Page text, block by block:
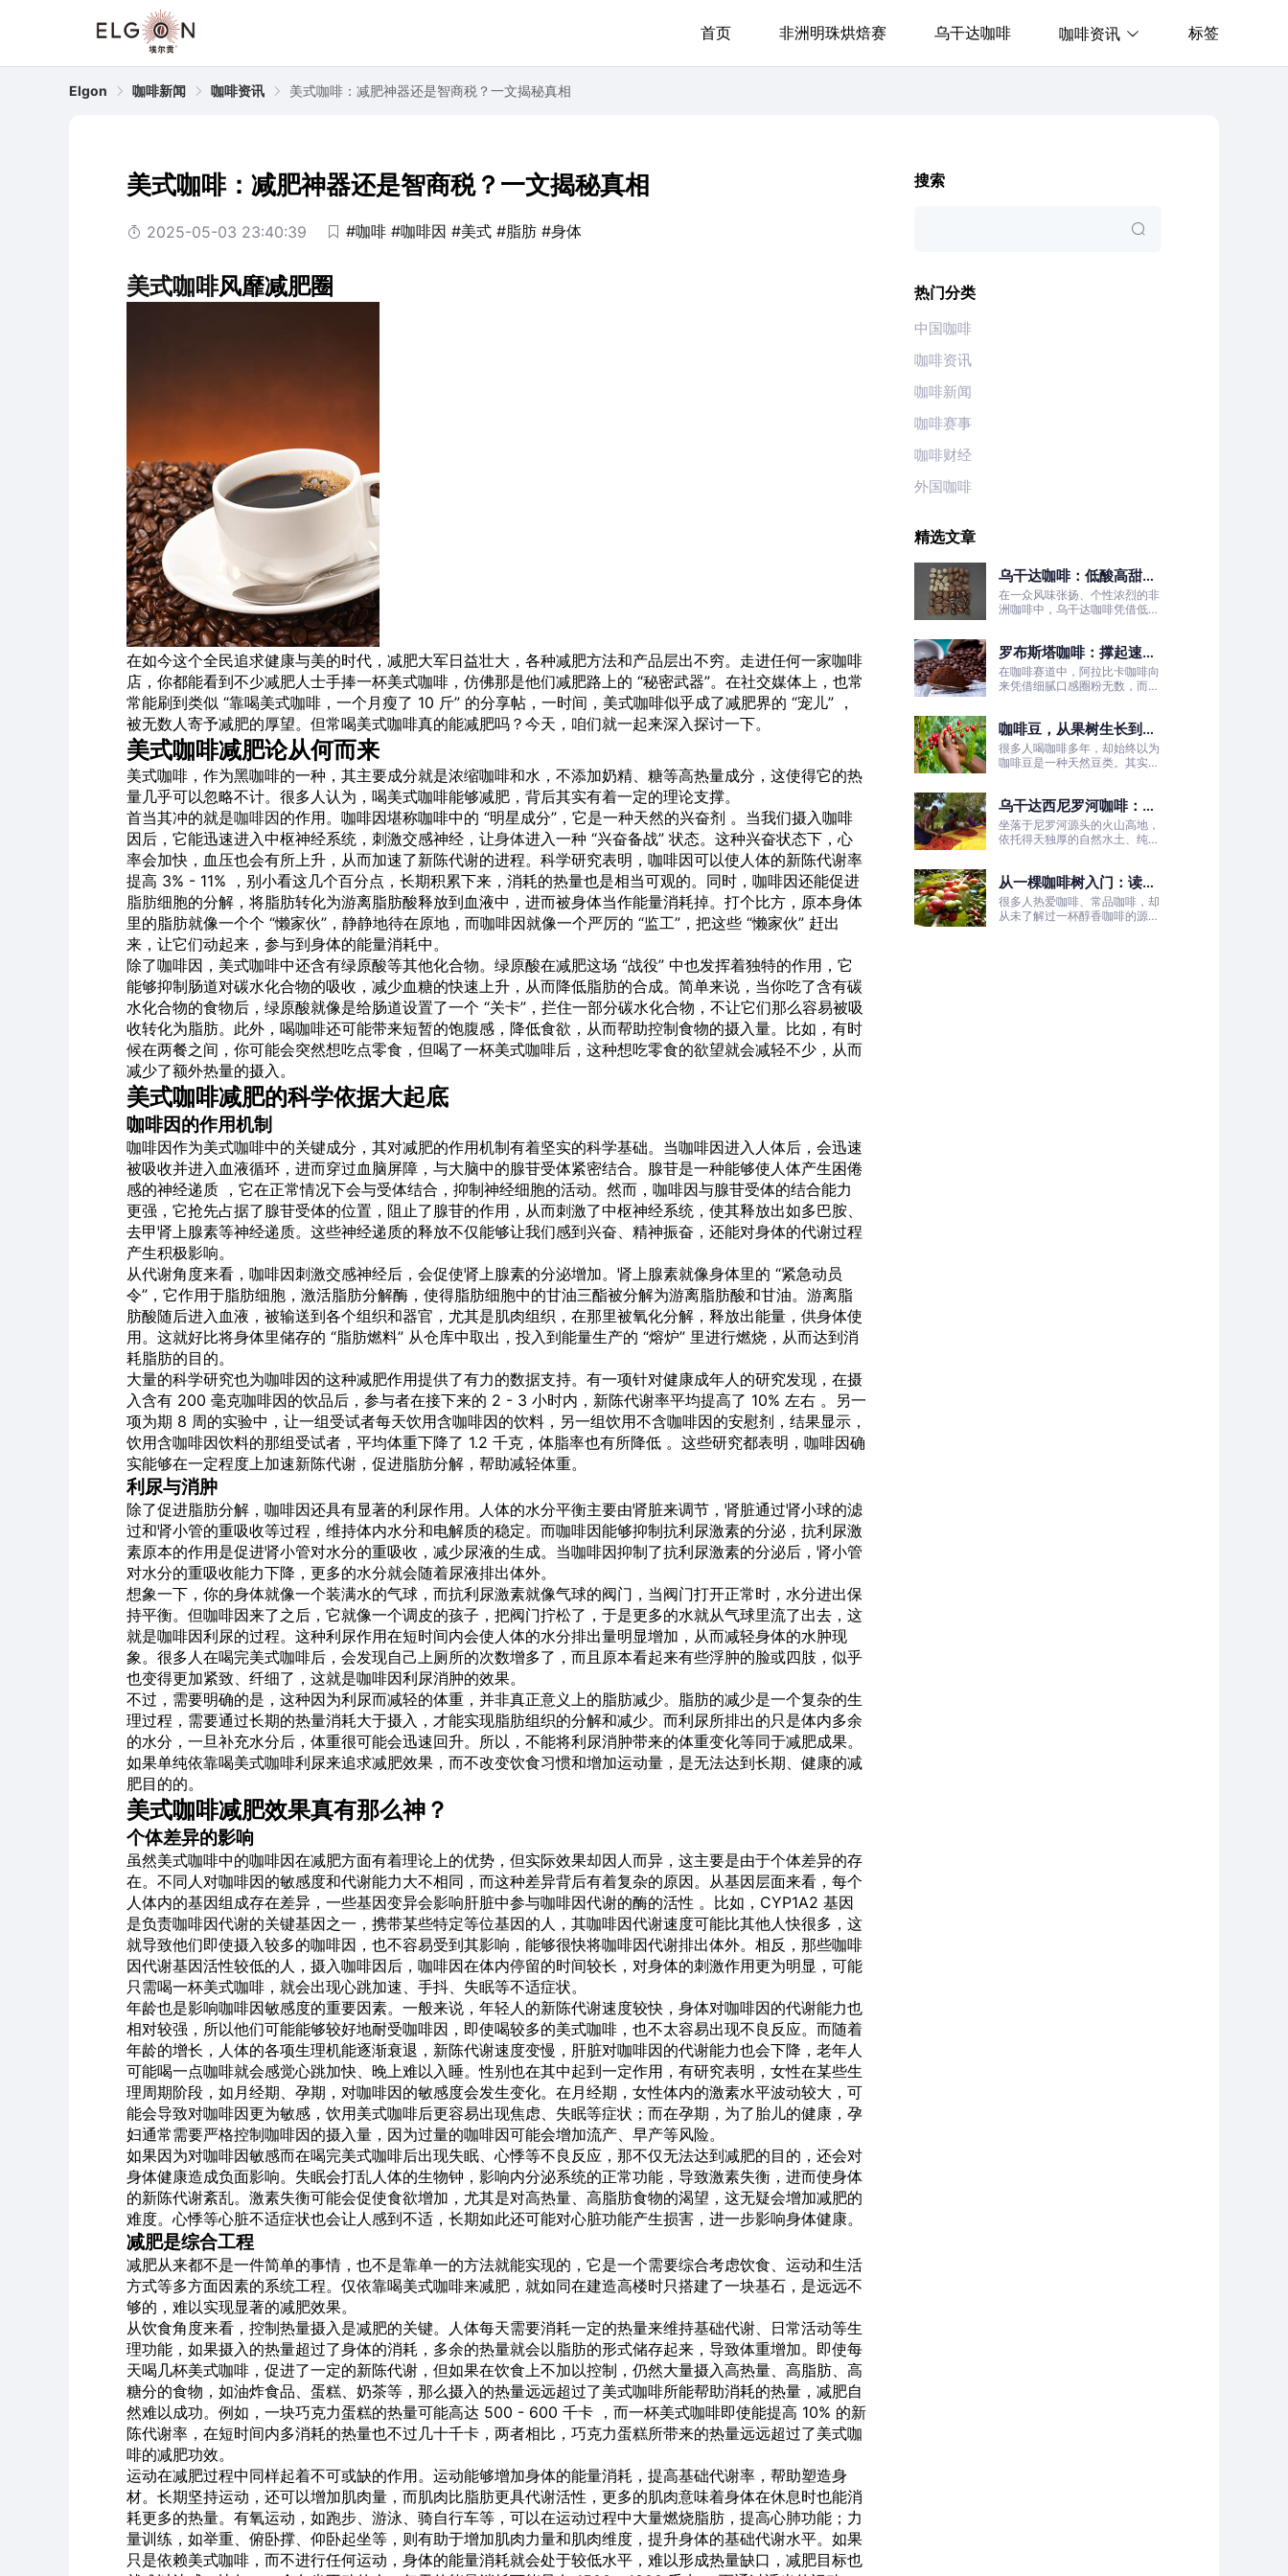
首页 非洲明珠烘焙赛 乌干达咖啡 咖啡资讯 标签
Elgon 咖啡新闻 咖啡资讯 美式咖啡：减肥神器还是智商税？一文揭秘真相
美式咖啡：减肥神器还是智商税？一文揭秘真相
2025-05-03 23:40:39 #咖啡 #咖啡因 #美式 #脂肪 #身体
美式咖啡风靡减肥圈
在如今这个全民追求健康与美的时代，减肥大军日益壮大，各种减肥方法和产品层出不穷。走进任何一家咖啡
店，你都能看到不少减肥人士手捧一杯美式咖啡，仿佛那是他们减肥路上的 “秘密武器”。在社交媒体上，也常
常能刷到类似 “靠喝美式咖啡，一个月瘦了 10 斤” 的分享帖，一时间，美式咖啡似乎成了减肥界的 “宠儿” ，
被无数人寄予减肥的厚望。但常喝美式咖啡真的能减肥吗？今天，咱们就一起来深入探讨一下。
美式咖啡减肥论从何而来
美式咖啡，作为黑咖啡的一种，其主要成分就是浓缩咖啡和水，不添加奶精、糖等高热量成分，这使得它的热
量几乎可以忽略不计。很多人认为，喝美式咖啡能够减肥，背后其实有着一定的理论支撑。
首当其冲的就是咖啡因的作用。咖啡因堪称咖啡中的 “明星成分”，它是一种天然的兴奋剂 。当我们摄入咖啡
因后，它能迅速进入中枢神经系统，刺激交感神经，让身体进入一种 “兴奋备战” 状态。这种兴奋状态下，心
率会加快，血压也会有所上升，从而加速了新陈代谢的进程。科学研究表明，咖啡因可以使人体的新陈代谢率
提高 3% - 11% ，别小看这几个百分点，长期积累下来，消耗的热量也是相当可观的。同时，咖啡因还能促进
脂肪细胞的分解，将脂肪转化为游离脂肪酸释放到血液中，进而被身体当作能量消耗掉。打个比方，原本身体
里的脂肪就像一个个 “懒家伙”，静静地待在原地，而咖啡因就像一个严厉的 “监工”，把这些 “懒家伙” 赶出
来，让它们动起来，参与到身体的能量消耗中。
除了咖啡因，美式咖啡中还含有绿原酸等其他化合物。绿原酸在减肥这场 “战役” 中也发挥着独特的作用，它
能够抑制肠道对碳水化合物的吸收，减少血糖的快速上升，从而降低脂肪的合成。简单来说，当你吃了含有碳
水化合物的食物后，绿原酸就像是给肠道设置了一个 “关卡”，拦住一部分碳水化合物，不让它们那么容易被吸
收转化为脂肪。此外，喝咖啡还可能带来短暂的饱腹感，降低食欲，从而帮助控制食物的摄入量。比如，有时
候在两餐之间，你可能会突然想吃点零食，但喝了一杯美式咖啡后，这种想吃零食的欲望就会减轻不少，从而
减少了额外热量的摄入。
美式咖啡减肥的科学依据大起底
咖啡因的作用机制
咖啡因作为美式咖啡中的关键成分，其对减肥的作用机制有着坚实的科学基础。当咖啡因进入人体后，会迅速
被吸收并进入血液循环，进而穿过血脑屏障，与大脑中的腺苷受体紧密结合。腺苷是一种能够使人体产生困倦
感的神经递质 ，它在正常情况下会与受体结合，抑制神经细胞的活动。然而，咖啡因与腺苷受体的结合能力
更强，它抢先占据了腺苷受体的位置，阻止了腺苷的作用，从而刺激了中枢神经系统，使其释放出如多巴胺、
去甲肾上腺素等神经递质。这些神经递质的释放不仅能够让我们感到兴奋、精神振奋，还能对身体的代谢过程
产生积极影响。
从代谢角度来看，咖啡因刺激交感神经后，会促使肾上腺素的分泌增加。肾上腺素就像身体里的 “紧急动员
令”，它作用于脂肪细胞，激活脂肪分解酶，使得脂肪细胞中的甘油三酯被分解为游离脂肪酸和甘油。游离脂
肪酸随后进入血液，被输送到各个组织和器官，尤其是肌肉组织，在那里被氧化分解，释放出能量，供身体使
用。这就好比将身体里储存的 “脂肪燃料” 从仓库中取出，投入到能量生产的 “熔炉” 里进行燃烧，从而达到消
耗脂肪的目的。
大量的科学研究也为咖啡因的这种减肥作用提供了有力的数据支持。有一项针对健康成年人的研究发现，在摄
入含有 200 毫克咖啡因的饮品后，参与者在接下来的 2 - 3 小时内，新陈代谢率平均提高了 10% 左右 。另一
项为期 8 周的实验中，让一组受试者每天饮用含咖啡因的饮料，另一组饮用不含咖啡因的安慰剂，结果显示，
饮用含咖啡因饮料的那组受试者，平均体重下降了 1.2 千克，体脂率也有所降低 。这些研究都表明，咖啡因确
实能够在一定程度上加速新陈代谢，促进脂肪分解，帮助减轻体重。
利尿与消肿
除了促进脂肪分解，咖啡因还具有显著的利尿作用。人体的水分平衡主要由肾脏来调节，肾脏通过肾小球的滤
过和肾小管的重吸收等过程，维持体内水分和电解质的稳定。而咖啡因能够抑制抗利尿激素的分泌，抗利尿激
素原本的作用是促进肾小管对水分的重吸收，减少尿液的生成。当咖啡因抑制了抗利尿激素的分泌后，肾小管
对水分的重吸收能力下降，更多的水分就会随着尿液排出体外。
想象一下，你的身体就像一个装满水的气球，而抗利尿激素就像气球的阀门，当阀门打开正常时，水分进出保
持平衡。但咖啡因来了之后，它就像一个调皮的孩子，把阀门拧松了，于是更多的水就从气球里流了出去，这
就是咖啡因利尿的过程。这种利尿作用在短时间内会使人体的水分排出量明显增加，从而减轻身体的水肿现
象。很多人在喝完美式咖啡后，会发现自己上厕所的次数增多了，而且原本看起来有些浮肿的脸或四肢，似乎
也变得更加紧致、纤细了，这就是咖啡因利尿消肿的效果。
不过，需要明确的是，这种因为利尿而减轻的体重，并非真正意义上的脂肪减少。脂肪的减少是一个复杂的生
理过程，需要通过长期的热量消耗大于摄入，才能实现脂肪组织的分解和减少。而利尿所排出的只是体内多余
的水分，一旦补充水分后，体重很可能会迅速回升。所以，不能将利尿消肿带来的体重变化等同于减肥成果。
如果单纯依靠喝美式咖啡利尿来追求减肥效果，而不改变饮食习惯和增加运动量，是无法达到长期、健康的减
肥目的的。
美式咖啡减肥效果真有那么神？
个体差异的影响
虽然美式咖啡中的咖啡因在减肥方面有着理论上的优势，但实际效果却因人而异，这主要是由于个体差异的存
在。不同人对咖啡因的敏感度和代谢能力大不相同，而这种差异背后有着复杂的原因。从基因层面来看，每个
人体内的基因组成存在差异，一些基因变异会影响肝脏中参与咖啡因代谢的酶的活性 。比如，CYP1A2 基因
是负责咖啡因代谢的关键基因之一，携带某些特定等位基因的人，其咖啡因代谢速度可能比其他人快很多，这
就导致他们即使摄入较多的咖啡因，也不容易受到其影响，能够很快将咖啡因代谢排出体外。相反，那些咖啡
因代谢基因活性较低的人，摄入咖啡因后，咖啡因在体内停留的时间较长，对身体的刺激作用更为明显，可能
只需喝一杯美式咖啡，就会出现心跳加速、手抖、失眠等不适症状。
年龄也是影响咖啡因敏感度的重要因素。一般来说，年轻人的新陈代谢速度较快，身体对咖啡因的代谢能力也
相对较强，所以他们可能能够较好地耐受咖啡因，即使喝较多的美式咖啡，也不太容易出现不良反应。而随着
年龄的增长，人体的各项生理机能逐渐衰退，新陈代谢速度变慢，肝脏对咖啡因的代谢能力也会下降，老年人
可能喝一点咖啡就会感觉心跳加快、晚上难以入睡。性别也在其中起到一定作用，有研究表明，女性在某些生
理周期阶段，如月经期、孕期，对咖啡因的敏感度会发生变化。在月经期，女性体内的激素水平波动较大，可
能会导致对咖啡因更为敏感，饮用美式咖啡后更容易出现焦虑、失眠等症状；而在孕期，为了胎儿的健康，孕
妇通常需要严格控制咖啡因的摄入量，因为过量的咖啡因可能会增加流产、早产等风险。
如果因为对咖啡因敏感而在喝完美式咖啡后出现失眠、心悸等不良反应，那不仅无法达到减肥的目的，还会对
身体健康造成负面影响。失眠会打乱人体的生物钟，影响内分泌系统的正常功能，导致激素失衡，进而使身体
的新陈代谢紊乱。激素失衡可能会促使食欲增加，尤其是对高热量、高脂肪食物的渴望，这无疑会增加减肥的
难度。心悸等心脏不适症状也会让人感到不适，长期如此还可能对心脏功能产生损害，进一步影响身体健康。
减肥是综合工程
减肥从来都不是一件简单的事情，也不是靠单一的方法就能实现的，它是一个需要综合考虑饮食、运动和生活
方式等多方面因素的系统工程。仅依靠喝美式咖啡来减肥，就如同在建造高楼时只搭建了一块基石，是远远不
够的，难以实现显著的减肥效果。
从饮食角度来看，控制热量摄入是减肥的关键。人体每天需要消耗一定的热量来维持基础代谢、日常活动等生
理功能，如果摄入的热量超过了身体的消耗，多余的热量就会以脂肪的形式储存起来，导致体重增加。即使每
天喝几杯美式咖啡，促进了一定的新陈代谢，但如果在饮食上不加以控制，仍然大量摄入高热量、高脂肪、高
糖分的食物，如油炸食品、蛋糕、奶茶等，那么摄入的热量远远超过了美式咖啡所能帮助消耗的热量，减肥自
然难以成功。例如，一块巧克力蛋糕的热量可能高达 500 - 600 千卡 ，而一杯美式咖啡即使能提高 10% 的新
陈代谢率，在短时间内多消耗的热量也不过几十千卡，两者相比，巧克力蛋糕所带来的热量远远超过了美式咖
啡的减肥功效。
运动在减肥过程中同样起着不可或缺的作用。运动能够增加身体的能量消耗，提高基础代谢率，帮助塑造身
材。长期坚持运动，还可以增加肌肉量，而肌肉比脂肪更具代谢活性，更多的肌肉意味着身体在休息时也能消
耗更多的热量。有氧运动，如跑步、游泳、骑自行车等，可以在运动过程中大量燃烧脂肪，提高心肺功能；力
量训练，如举重、俯卧撑、仰卧起坐等，则有助于增加肌肉力量和肌肉维度，提升身体的基础代谢水平。如果
只是依赖美式咖啡，而不进行任何运动，身体的能量消耗就会处于较低水平，难以形成热量缺口，减肥目标也
搜索
热门分类
中国咖啡
咖啡资讯
咖啡新闻
咖啡赛事
咖啡财经
外国咖啡
精选文章
乌干达咖啡：低酸高甜！
被严重低估的日常治愈口
粮豆
在一众风味张扬、个性浓烈的非
洲咖啡中，乌干达咖啡凭借低酸
众对非洲咖啡“酸涩浓烈、刺激
性强”的刻板印象。
罗布斯塔咖啡：撑起速溶
咖啡半壁江山
在咖啡赛道中，阿拉比卡咖啡向
来凭借细腻口感圈粉无数，而罗
咖啡豆，从果树生长到烘
焙成型
很多人喝咖啡多年，却始终以为
咖啡豆是一种天然豆类。其实我
乌干达西尼罗河咖啡：尼
罗河源头的水洗精品风味
坐落于尼罗河源头的火山高地，
依托得天独厚的自然水土、纯净
酸、白葡萄清甜的优质咖啡豆。
从一棵咖啡树入门：读懂
咖啡的生长、照料与采收
全过程
很多人热爱咖啡、常品咖啡，却
从未了解过一杯醇香咖啡的源头